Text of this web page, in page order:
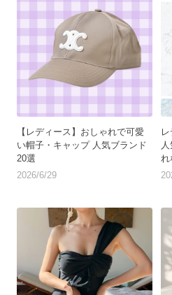
【レディース】おしゃれで可愛
い帽子・キャップ 人気ブランド
20選
2026/6/29
れ